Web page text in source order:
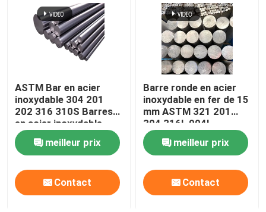
ASTM Bar en acier
inoxydable 304 201
202 316 310S Barres
en acier inoxydable
rondes et brillantes
meilleur prix
Contact
Barre ronde en acier
inoxydable en fer de 15
mm ASTM 321 201
304 316L 904l
meilleur prix
Contact